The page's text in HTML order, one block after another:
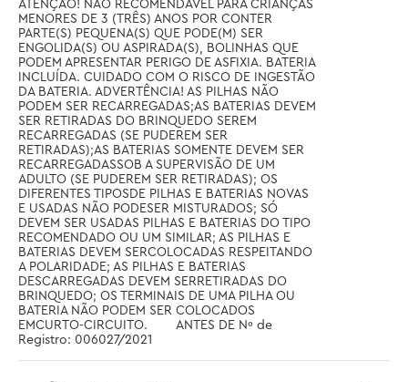
ATENÇÃO! NÃO RECOMENDÁVEL PARA CRIANÇAS
MENORES DE 3 (TRÊS) ANOS POR CONTER
PARTE(S) PEQUENA(S) QUE PODE(M) SER
ENGOLIDA(S) OU ASPIRADA(S), BOLINHAS QUE
PODEM APRESENTAR PERIGO DE ASFIXIA. BATERIA
INCLUÍDA. CUIDADO COM O RISCO DE INGESTÃO
DA BATERIA. ADVERTÊNCIA! AS PILHAS NÃO
PODEM SER RECARREGADAS;AS BATERIAS DEVEM
SER RETIRADAS DO BRINQUEDO SEREM
RECARREGADAS (SE PUDEREM SER
RETIRADAS);AS BATERIAS SOMENTE DEVEM SER
RECARREGADASSOB A SUPERVISÃO DE UM
ADULTO (SE PUDEREM SER RETIRADAS); OS
DIFERENTES TIPOSDE PILHAS E BATERIAS NOVAS
E USADAS NÃO PODESER MISTURADOS; SÓ
DEVEM SER USADAS PILHAS E BATERIAS DO TIPO
RECOMENDADO OU UM SIMILAR; AS PILHAS E
BATERIAS DEVEM SERCOLOCADAS RESPEITANDO
A POLARIDADE; AS PILHAS E BATERIAS
DESCARREGADAS DEVEM SERRETIRADAS DO
BRINQUEDO; OS TERMINAIS DE UMA PILHA OU
BATERIA NÃO PODEM SER COLOCADOS
EMCURTO-CIRCUITO.        ANTES DE Nº de
Registro: 006027/2021